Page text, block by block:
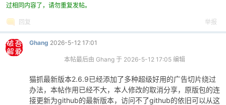
过相同内容了，请勿重复发帖。
回复 举报
Ghang 2026-5-12 17:01
本帖最后由 Ghang 于 2026-5-12 17:05 编辑
猫抓最新版本2.6.9已经添加了多种超级好用的广告切片绕过
办法，本帖作用已经不大，本人修改的取消分享，原版包的连
接更新为github的最新版本，访问不了github的依旧可以从这